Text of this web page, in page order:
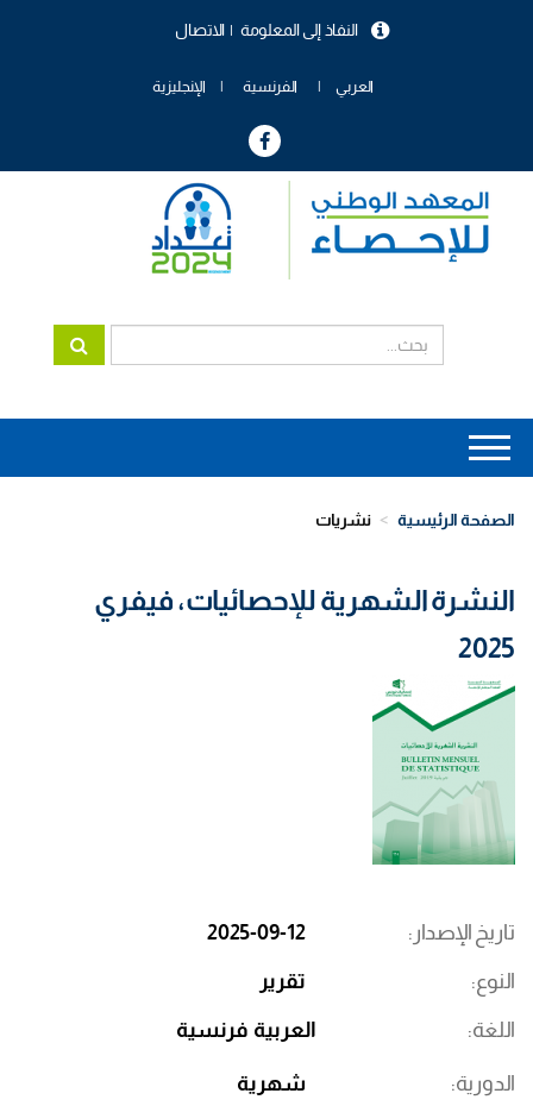
الاتصال النفاذ إلى المعلومة
العربي الفرنسية الإنجليزية
Main
navigation
الصفحة الرئيسية نشريات
النشرة الشهرية للإحصائيات، فيفري
2025
تاريخ الإصدار 2025-09-12
النوع تقرير
اللغة العربية فرنسية
الدورية شهرية